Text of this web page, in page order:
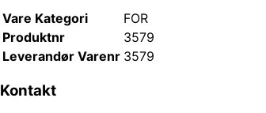
Vare Kategori
FOR
Produktnr
3579
Leverandør Varenr 3579
Kontakt